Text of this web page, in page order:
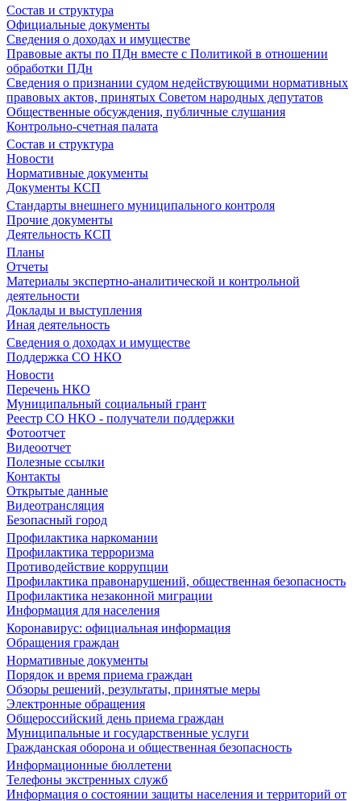
Состав и структура
Официальные документы
Сведения о доходах и имуществе
Правовые акты по ПДн вместе с Политикой в отношении
обработки ПДн
Сведения о признании судом недействующими нормативных
правовых актов, принятых Советом народных депутатов
Общественные обсуждения, публичные слушания
Контрольно-счетная палата
Состав и структура
Новости
Нормативные документы
Документы КСП
Стандарты внешнего муниципального контроля
Прочие документы
Деятельность КСП
Планы
Отчеты
Материалы экспертно-аналитической и контрольной
деятельности
Доклады и выступления
Иная деятельность
Сведения о доходах и имуществе
Поддержка СО НКО
Новости
Перечень НКО
Муниципальный социальный грант
Реестр СО НКО - получатели поддержки
Фотоотчет
Видеоотчет
Полезные ссылки
Контакты
Открытые данные
Видеотрансляция
Безопасный город
Профилактика наркомании
Профилактика терроризма
Противодействие коррупции
Профилактика правонарушений, общественная безопасность
Профилактика незаконной миграции
Информация для населения
Коронавирус: официальная информация
Обращения граждан
Нормативные документы
Порядок и время приема граждан
Обзоры решений, результаты, принятые меры
Электронные обращения
Общероссийский день приема граждан
Муниципальные и государственные услуги
Гражданская оборона и общественная безопасность
Информационные бюллетени
Телефоны экстренных служб
Информация о состоянии защиты населения и территорий от